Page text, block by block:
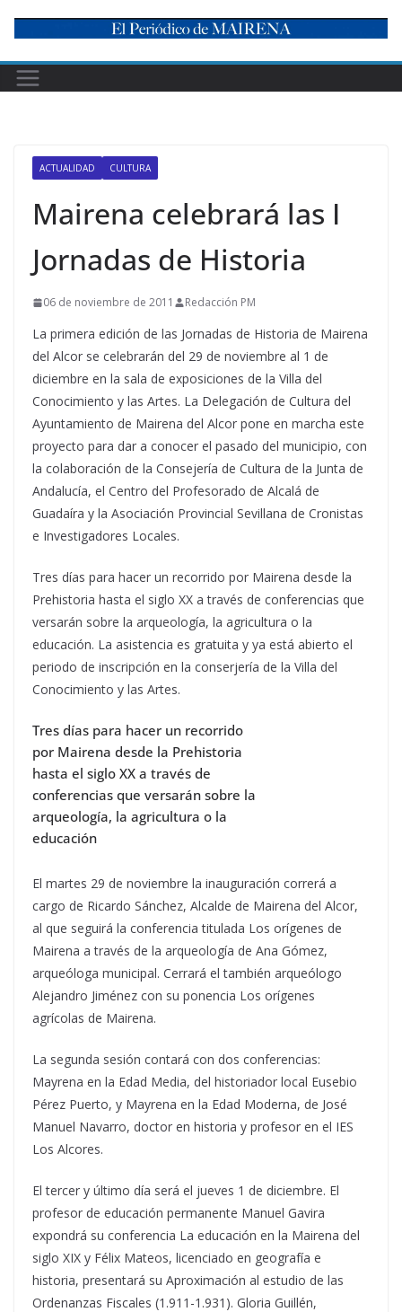
content
ACTUALIDAD CULTURA
Mairena celebrará las I
Jornadas de Historia
06 de noviembre de 2011 Redacción PM
La primera edición de las Jornadas de Historia de Mairena
del Alcor se celebrarán del 29 de noviembre al 1 de
diciembre en la sala de exposiciones de la Villa del
Conocimiento y las Artes. La Delegación de Cultura del
Ayuntamiento de Mairena del Alcor pone en marcha este
proyecto para dar a conocer el pasado del municipio, con
la colaboración de la Consejería de Cultura de la Junta de
Andalucía, el Centro del Profesorado de Alcalá de
Guadaíra y la Asociación Provincial Sevillana de Cronistas
e Investigadores Locales.
Tres días para hacer un recorrido por Mairena desde la
Prehistoria hasta el siglo XX a través de conferencias que
versarán sobre la arqueología, la agricultura o la
educación. La asistencia es gratuita y ya está abierto el
periodo de inscripción en la conserjería de la Villa del
Conocimiento y las Artes.
Tres días para hacer un recorrido
por Mairena desde la Prehistoria
hasta el siglo XX a través de
conferencias que versarán sobre la
arqueología, la agricultura o la
educación
El martes 29 de noviembre la inauguración correrá a
cargo de Ricardo Sánchez, Alcalde de Mairena del Alcor,
al que seguirá la conferencia titulada Los orígenes de
Mairena a través de la arqueología de Ana Gómez,
arqueóloga municipal. Cerrará el también arqueólogo
Alejandro Jiménez con su ponencia Los orígenes
agrícolas de Mairena.
La segunda sesión contará con dos conferencias:
Mayrena en la Edad Media, del historiador local Eusebio
Pérez Puerto, y Mayrena en la Edad Moderna, de José
Manuel Navarro, doctor en historia y profesor en el IES
Los Alcores.
El tercer y último día será el jueves 1 de diciembre. El
profesor de educación permanente Manuel Gavira
expondrá su conferencia La educación en la Mairena del
siglo XIX y Félix Mateos, licenciado en geografía e
historia, presentará su Aproximación al estudio de las
Ordenanzas Fiscales (1.911-1.931). Gloria Guillén,